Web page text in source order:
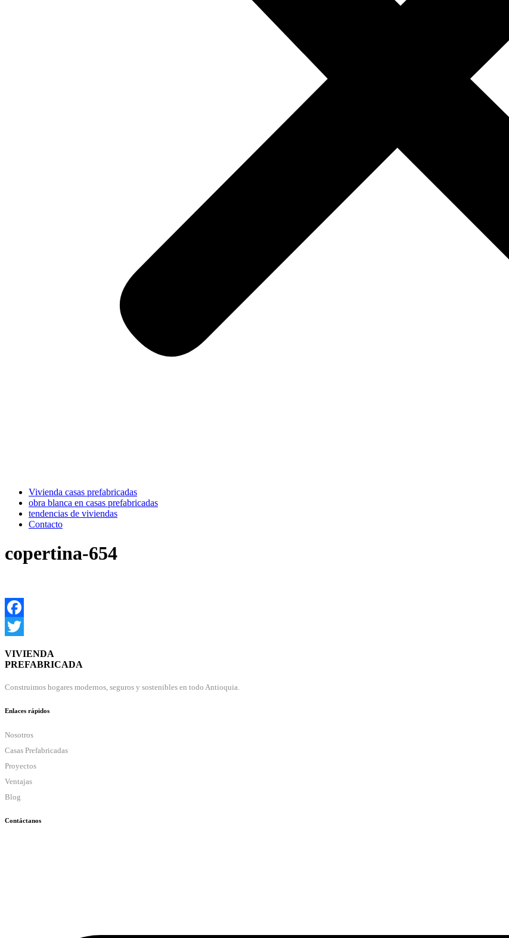
Vivienda casas prefabricadas
obra blanca en casas prefabricadas
tendencias de viviendas
Contacto
copertina-654
Facebook
VIVIENDA
PREFABRICADA
Construimos hogares modernos, seguros y sostenibles en todo Antioquia.
Enlaces rápidos
Nosotros
Casas Prefabricadas
Proyectos
Ventajas
Blog
Contáctanos